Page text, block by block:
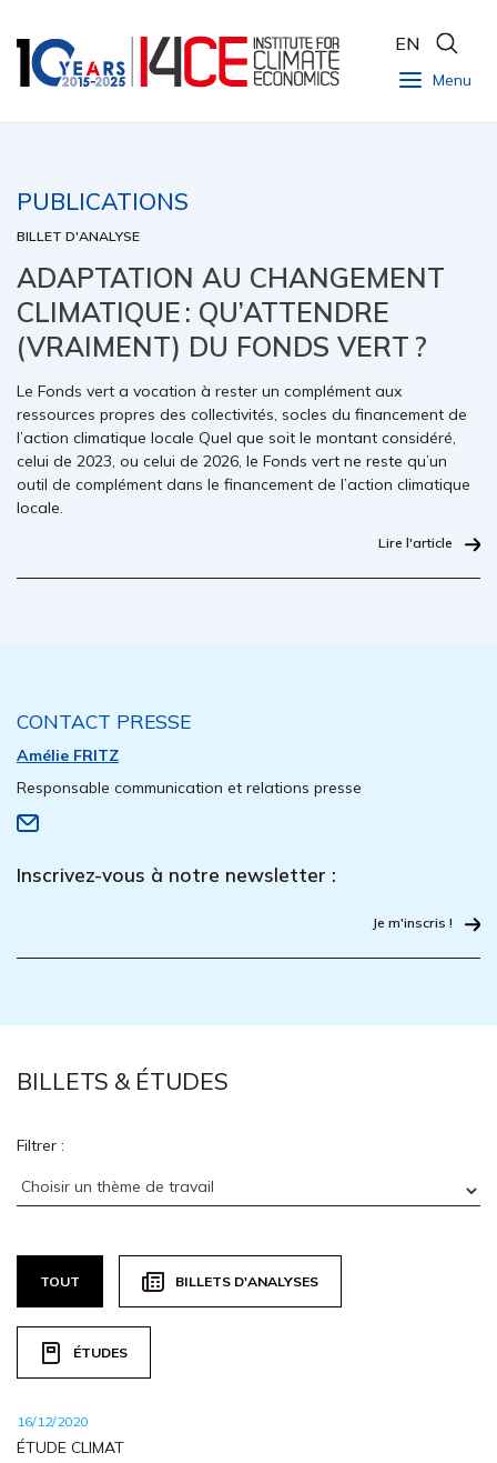
Menu
EN
PUBLICATIONS
BILLET D'ANALYSE
ADAPTATION AU CHANGEMENT
CLIMATIQUE : QU’ATTENDRE
(VRAIMENT) DU FONDS VERT ?
Le Fonds vert a vocation à rester un complément aux
ressources propres des collectivités, socles du financement de
l’action climatique locale Quel que soit le montant considéré,
celui de 2023, ou celui de 2026, le Fonds vert ne reste qu’un
outil de complément dans le financement de l’action climatique
locale.
Lire l'article
CONTACT PRESSE
Amélie FRITZ
Responsable communication et relations presse
Inscrivez-vous à notre newsletter :
Je m'inscris !
BILLETS & ÉTUDES
Filtrer :
TOUT BILLETS D'ANALYSES
ÉTUDES
16/12/2020
ÉTUDE CLIMAT